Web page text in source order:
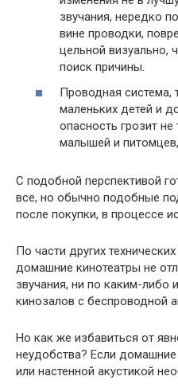
звучания, нередко
вине проводки,
цельной визуально,
поиск причины.
Проводная система,
маленьких детей и
опасность грозит
малышей и
С подобной перспективой
все, но обычно подобные
после покупки, в процессе
По части других
домашние кинотеатры не
звучания, ни по каким-либо
кинозалов с беспроводной
Но как же избавиться от
неудобства? Если
или настенной акустикой